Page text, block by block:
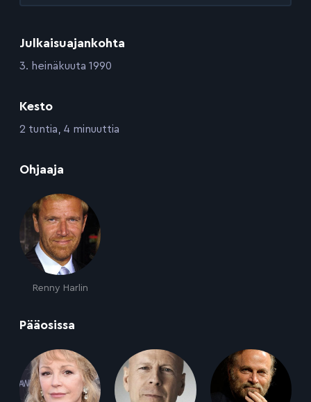
Julkaisuajankohta
:3. heinäkuuta 1990
Kesto
:2 tuntia, 4 minuuttia
Ohjaaja
Renny Harlin
Pääosissa